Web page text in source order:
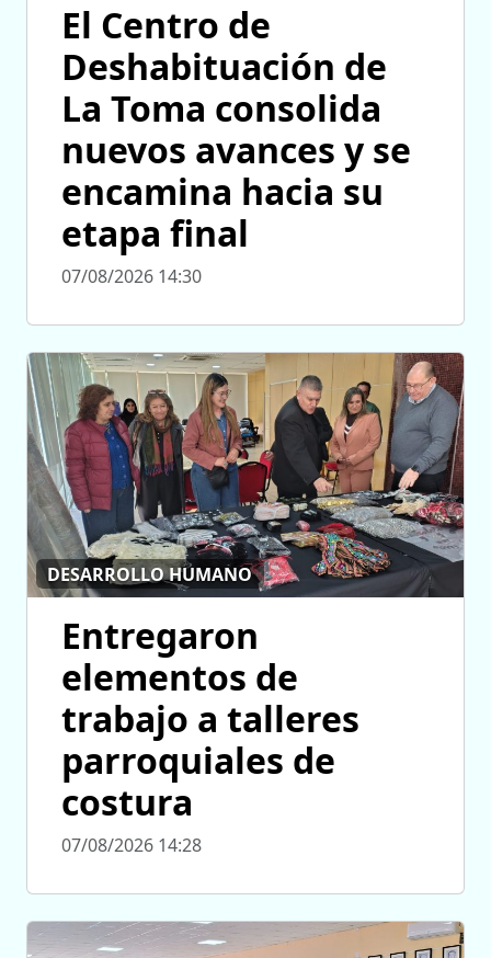
El Centro de
Deshabituación de
La Toma consolida
nuevos avances y se
encamina hacia su
etapa final
07/08/2026 14:30
DESARROLLO HUMANO
Entregaron
elementos de
trabajo a talleres
parroquiales de
costura
07/08/2026 14:28